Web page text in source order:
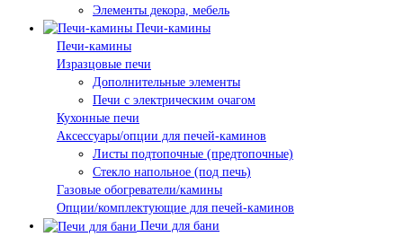
Элементы декора, мебель
Печи-камины
Печи-камины
Изразцовые печи
Дополнительные элементы
Печи с электрическим очагом
Кухонные печи
Аксессуары/опции для печей-каминов
Листы подтопочные (предтопочные)
Стекло напольное (под печь)
Газовые обогреватели/камины
Опции/комплектующие для печей-каминов
Печи для бани